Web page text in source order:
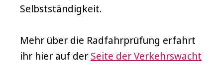
Selbstständigkeit.
Mehr über die Radfahrprüfung erfahrt
ihr hier auf der Seite der Verkehrswacht